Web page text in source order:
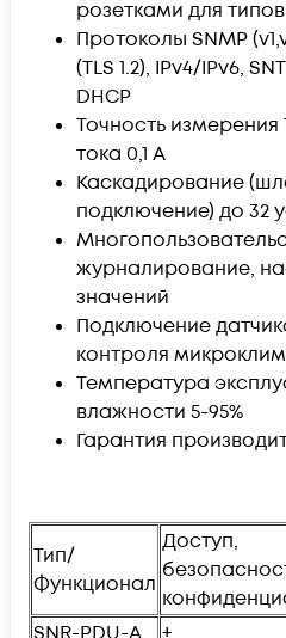
розетками для
Протоколы SNMP
(TLS 1.2), IPv4/IPv6,
DHCP
Точность измерения
тока 0,1 А
Каскадирование
подключение) до 32
журналирование,
значений
Подключение
контроля
Температура
влажности 5-95%
Гарантия
Тип/
Функционал
Доступ,